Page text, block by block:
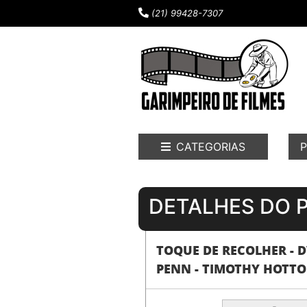
(21) 99428-7307
CATEGORIAS
DETALHES DO
TOQUE DE RECOLHER -
PENN - TIMOTHY